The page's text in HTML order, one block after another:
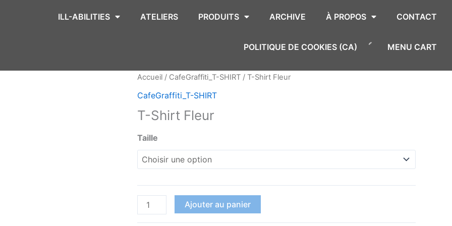
ILL-ABILITIES ATELIERS PRODUITS ARCHIVE À PROPOS CONTACT
POLITIQUE DE COOKIES (CA) MENU CART
Accueil / CafeGraffiti_T-SHIRT / T-Shirt Fleur
CafeGraffiti_T-SHIRT
T-Shirt Fleur
Taille
quantité
de
Shirt
Ajouter au panier